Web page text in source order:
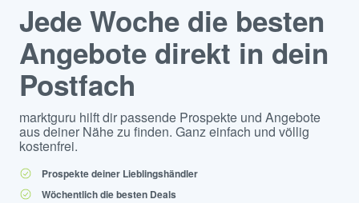
Jede Woche die besten
Angebote direkt in dein
Postfach
marktguru hilft dir passende Prospekte und Angebote
aus deiner Nähe zu finden. Ganz einfach und völlig
kostenfrei.
Prospekte deiner Lieblingshändler
Wöchentlich die besten Deals